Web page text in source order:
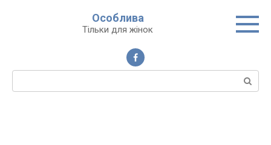
Особлива
Тільки для жінок
Пошук: